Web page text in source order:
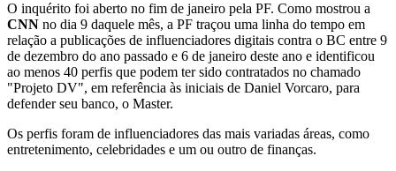
O inquérito foi aberto no fim de janeiro pela PF. Como mostrou a
CNN no dia 9 daquele mês, a PF traçou uma linha do tempo em
relação a publicações de influenciadores digitais contra o BC entre 9
de dezembro do ano passado e 6 de janeiro deste ano e identificou
ao menos 40 perfis que podem ter sido contratados no chamado
"Projeto DV", em referência às iniciais de Daniel Vorcaro, para
defender seu banco, o Master.
Os perfis foram de influenciadores das mais variadas áreas, como
entretenimento, celebridades e um ou outro de finanças.